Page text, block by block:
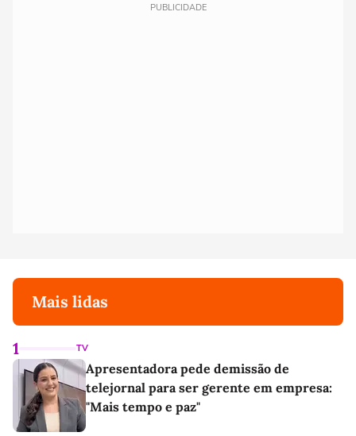
PUBLICIDADE
Mais lidas
1 TV
Apresentadora pede demissão de
telejornal para ser gerente em empresa:
"Mais tempo e paz"